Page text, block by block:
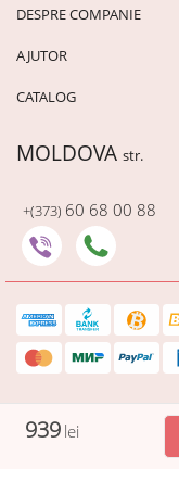
939 lei
DESPRE COMPANIE
AJUTOR
CATALOG
MOLDOVA str.
+(373) 60 68 00 88
Ultima dată a fost